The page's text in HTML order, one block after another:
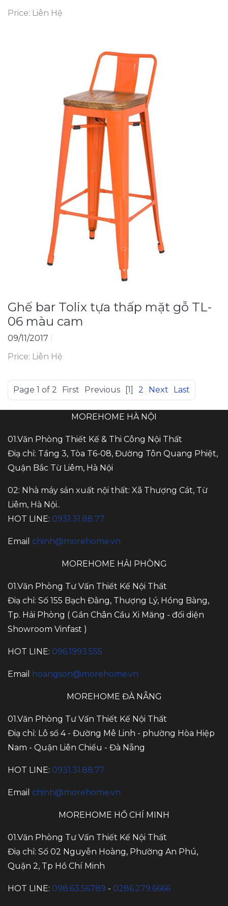
Ghế bar Tolix tựa thấp mặt gỗ TL-
06 màu cam
09/11/2017
Price: Liên Hệ
Price: Liên Hệ
Page 1 of 2 First Previous [1] 2 Next Last
MOREHOME HÀ NỘI
01.Văn Phòng Thiết Kế & Thi Công Nội Thất
Điạ chỉ: Tầng 3, Tòa T6-08, Đường Tôn Quang Phiệt,
Quận Bắc Từ Liêm, Hà Nội
02: Nhà máy sản xuất nội thất: Xã Thượng Cát, Từ
Liêm, Hà Nội..
HOT LINE: 0931.31.88.77
Email chinh@morehome.vn
MOREHOME HẢI PHÒNG
01.Văn Phòng Tư Vấn Thiết Kế Nội Thất
Điạ chỉ: Số 155 Bạch Đằng, Thượng Lý, Hồng Bàng,
Tp. Hải Phòng ( Gần Chân Cầu Xi Măng - đối diện
Showroom Vinfast )
HOT LINE: 096.1993.555
Email hoangson@morehome.vn
MOREHOME ĐÀ NẴNG
01.Văn Phòng Tư Vấn Thiết Kế Nội Thất
Điạ chỉ: Lô số 4 - Đường Mê Linh - phường Hòa Hiệp
Nam - Quận Liên Chiểu - Đà Nẵng
HOT LINE: 0931.31.88.77
Email chinh@morehome.vn
MOREHOME HỒ CHÍ MINH
01.Văn Phòng Tư Vấn Thiết Kế Nội Thất
Điạ chỉ: Số 02 Nguyễn Hoàng, Phường An Phú,
Quận 2, Tp Hồ Chí Minh
HOT LINE: 098.63.56789 - 0286.279.6666